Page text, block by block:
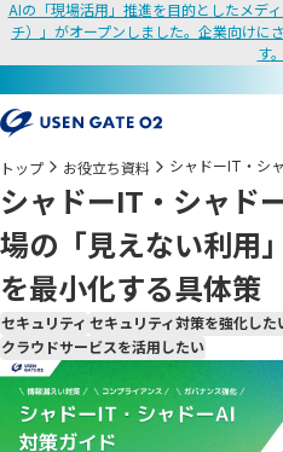
AIの「現場活用」推進を目的としたメデ
チ）」がオープンしました。企業向けに
す。
トップ お役立ち資料 シャドーIT・シ
シャドーIT・シャド
場の「見えない利用
を最小化する具体策
セキュリティ セキュリティ対策を強化した
クラウドサービスを活用したい